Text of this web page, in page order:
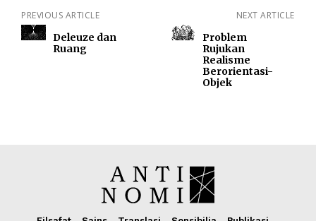
PREVIOUS ARTICLE
Deleuze dan
Ruang
NEXT ARTICLE
Problem
Rujukan
Realisme
Berorientasi-
Objek